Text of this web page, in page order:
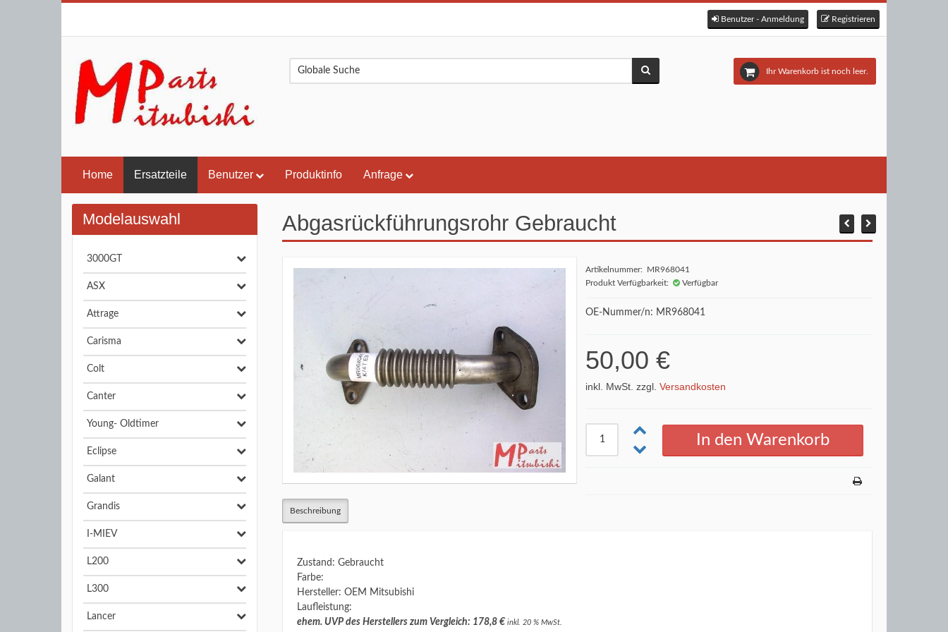
Benutzer - Anmeldung Registrieren
Ihr Warenkorb ist noch leer.
Home Ersatzteile Benutzer Produktinfo Anfrage
Abgasrückführungsrohr Gebraucht
Artikelnummer: MR968041
Produkt Verfügbarkeit:
Verfügbar
OE-Nummer/n: MR968041
50,00 €
inkl. MwSt. zzgl.Versandkosten
Beschreibung
Zustand: Gebraucht
Farbe:
Hersteller: OEM Mitsubishi
Laufleistung:
ehem. UVP des Herstellers zum Vergleich: 178,8 €inkl. 20 % MwSt.
Modelauswahl
3000GT
ASX
Attrage
Carisma
Colt
Canter
Young- Oldtimer
Eclipse
Galant
Grandis
I-MIEV
L200
L300
Lancer